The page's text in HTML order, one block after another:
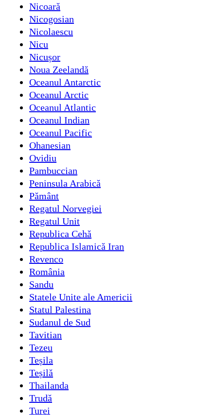
Nicoară
Nicogosian
Nicolaescu
Nicu
Nicușor
Noua Zeelandă
Oceanul Antarctic
Oceanul Arctic
Oceanul Atlantic
Oceanul Indian
Oceanul Pacific
Ohanesian
Ovidiu
Pambuccian
Peninsula Arabică
Pământ
Regatul Norvegiei
Regatul Unit
Republica Cehă
Republica Islamică Iran
Revenco
România
Sandu
Statele Unite ale Americii
Statul Palestina
Sudanul de Sud
Tavitian
Tezeu
Teșila
Teșilă
Thailanda
Trudă
Turei